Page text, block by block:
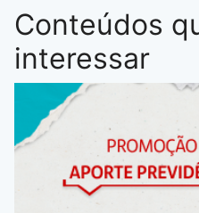
Conteúdos
interessar